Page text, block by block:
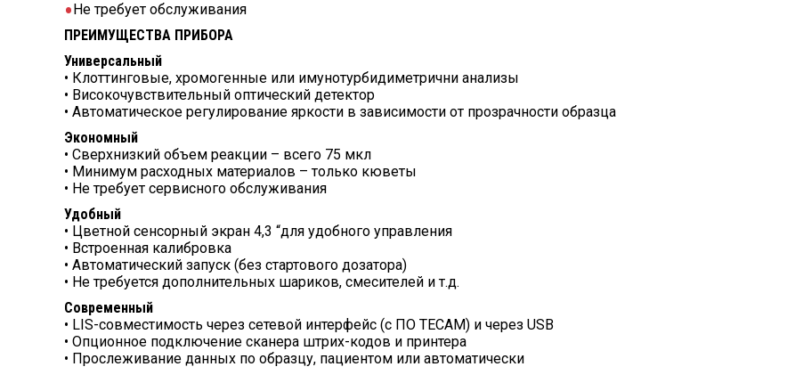
- USB (х2) – сеть, прошивки
- Bluetooth – облачное подключение
Питание Блок питания 100-240 V, 50-60 Гц/5 V DC, 3,3 А
Размеры (ШxГхВ) / Вес 250 x 150 x 90 мм / 1,04 кг
Гарантия: 12 мес.
Не требует обслуживания
ПРЕИМУЩЕСТВА ПРИБОРА
Универсальный
• Клоттинговые, хромогенные или имунотурбидиметрични анализы
• Високочувствительный оптический детектор
• Автоматическое регулирование яркости в зависимости от прозрачности образца
Экономный
• Сверхнизкий объем реакции – всего 75 мкл
• Минимум расходных материалов – только кюветы
• Не требует сервисного обслуживания
Удобный
• Цветной сенсорный экран 4,3 “для удобного управления
• Встроенная калибровка
• Автоматический запуск (без стартового дозатора)
• Не требуется дополнительных шариков, смесителей и т.д.
Современный
• LIS-совместимость через сетевой интерфейс (с ПО TECAM) и через USB
• Опционное подключение сканера штрих-кодов и принтера
• Прослеживание данных по образцу, пациентом или автоматически